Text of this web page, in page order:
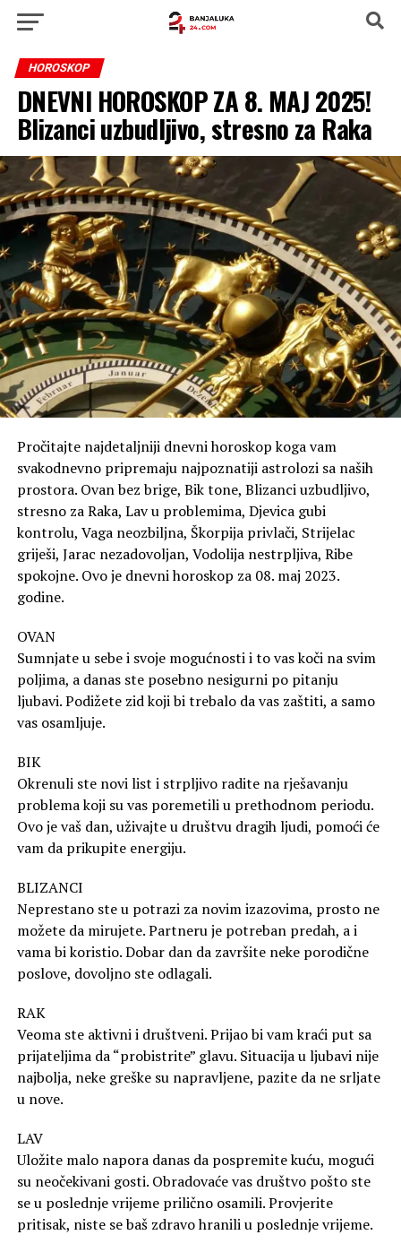
HOROSKOP
DNEVNI HOROSKOP ZA 8. MAJ 2025!
Blizanci uzbudljivo, stresno za Raka
Pročitajte najdetaljniji dnevni horoskop koga vam
svakodnevno pripremaju najpoznatiji astrolozi sa naših
prostora. Ovan bez brige, Bik tone, Blizanci uzbudljivo,
stresno za Raka, Lav u problemima, Djevica gubi
kontrolu, Vaga neozbiljna, Škorpija privlači, Strijelac
griješi, Jarac nezadovoljan, Vodolija nestrpljiva, Ribe
spokojne. Ovo je dnevni horoskop za 08. maj 2023.
godine.
OVAN
Sumnjate u sebe i svoje mogućnosti i to vas koči na svim
poljima, a danas ste posebno nesigurni po pitanju
ljubavi. Podižete zid koji bi trebalo da vas zaštiti, a samo
vas osamljuje.
BIK
Okrenuli ste novi list i strpljivo radite na rješavanju
problema koji su vas poremetili u prethodnom periodu.
Ovo je vaš dan, uživajte u društvu dragih ljudi, pomoći će
vam da prikupite energiju.
BLIZANCI
Neprestano ste u potrazi za novim izazovima, prosto ne
možete da mirujete. Partneru je potreban predah, a i
vama bi koristio. Dobar dan da završite neke porodične
poslove, dovoljno ste odlagali.
RAK
Veoma ste aktivni i društveni. Prijao bi vam kraći put sa
prijateljima da “probistrite” glavu. Situacija u ljubavi nije
najbolja, neke greške su napravljene, pazite da ne srljate
u nove.
LAV
Uložite malo napora danas da pospremite kuću, mogući
su neočekivani gosti. Obradovaće vas društvo pošto ste
se u poslednje vrijeme prilično osamili. Provjerite
pritisak, niste se baš zdravo hranili u poslednje vrijeme.